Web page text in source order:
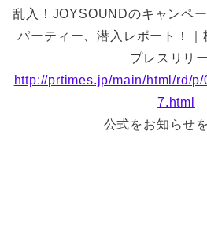
乱入！JOYSOUNDのキャンペ
パーティー、潜入レポート！
プレスリリ
http://prtimes.jp/main/html/rd/
7.html
公式をお知らせ